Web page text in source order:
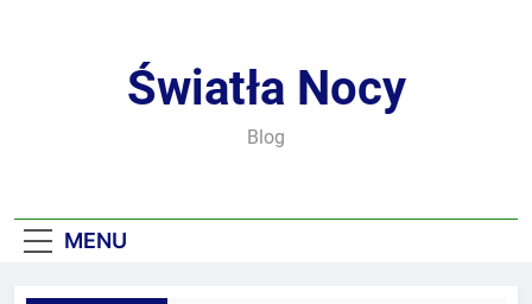
Światła Nocy
Blog
MENU